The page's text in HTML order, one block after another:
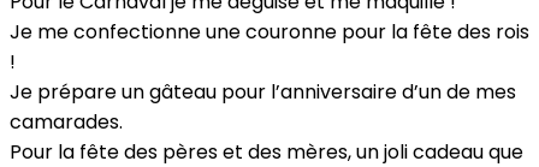
Je me confectionne une couronne pour la fête des rois
!
Je prépare un gâteau pour l’anniversaire d’un de mes
camarades.
Pour la fête des pères et des mères, un joli cadeau que